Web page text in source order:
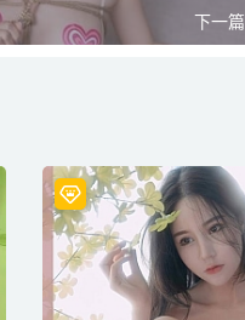
下一篇